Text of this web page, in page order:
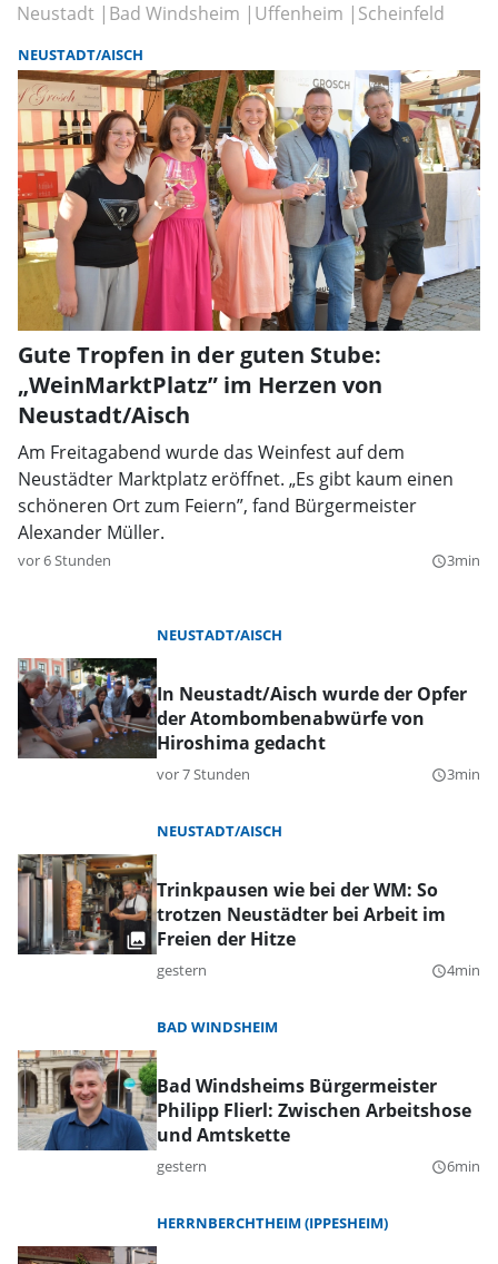
Neustadt Bad Windsheim Uffenheim Scheinfeld
NEUSTADT/AISCH
Gute Tropfen in der guten Stube:
„WeinMarktPlatz” im Herzen von
Neustadt/Aisch
Am Freitagabend wurde das Weinfest auf dem
Neustädter Marktplatz eröffnet. „Es gibt kaum einen
schöneren Ort zum Feiern”, fand Bürgermeister
Alexander Müller.
vor 6 Stunden query_builder3min
NEUSTADT/AISCH
In Neustadt/Aisch wurde der Opfer
der Atombombenabwürfe von
Hiroshima gedacht
vor 7 Stunden query_builder3min
NEUSTADT/AISCH
Trinkpausen wie bei der WM: So
trotzen Neustädter bei Arbeit im
Freien der Hitze
gestern query_builder4min
BAD WINDSHEIM
Bad Windsheims Bürgermeister
Philipp Flierl: Zwischen Arbeitshose
und Amtskette
gestern query_builder6min
HERRNBERCHTHEIM (IPPESHEIM)